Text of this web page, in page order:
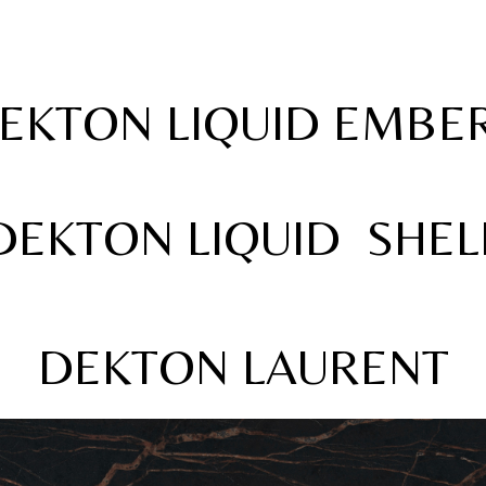
LIQUID
LIQUID
DEKTON LAURENT